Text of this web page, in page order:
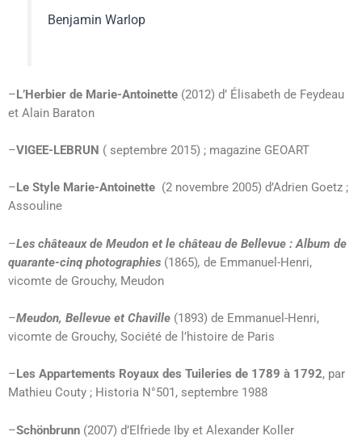
Benjamin Warlop
–L’Herbier de Marie-Antoinette (2012) d’ Élisabeth de Feydeau
et Alain Baraton
–VIGEE-LEBRUN ( septembre 2015) ; magazine GEOART
– Le Style Marie-Antoinette (2 novembre 2005) d’Adrien Goetz ;
Assouline
–Les châteaux de Meudon et le château de Bellevue : Album de
quarante-cinq photographies (1865), de Emmanuel-Henri,
vicomte de Grouchy, Meudon
–Meudon, Bellevue et Chaville (1893) de Emmanuel-Henri,
vicomte de Grouchy, Société de l’histoire de Paris
– Les Appartements Royaux des Tuileries de 1789 à 1792, par
Mathieu Couty ; Historia N°501, septembre 1988
–Schönbrunn (2007) d’Elfriede Iby et Alexander Koller